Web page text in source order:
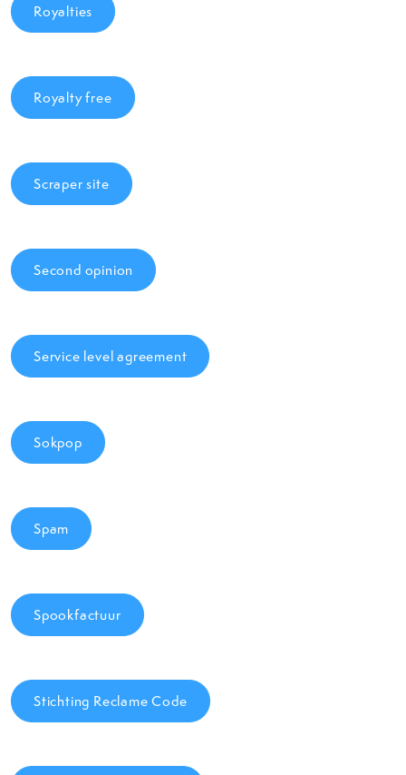
Royalties
Royalty free
Scraper site
Second opinion
Service level agreement
Sokpop
Spam
Spookfactuur
Stichting Reclame Code